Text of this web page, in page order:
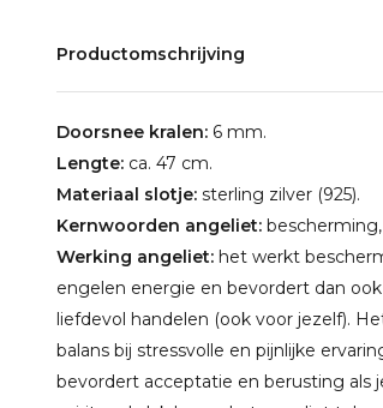
Productomschrijving
Doorsnee kralen: 6 mm.
Lengte: ca. 47 cm.
Materiaal slotje: sterling zilver (925).
Kernwoorden angeliet:
Werking angeliet: het werkt
engelen energie en bevordert dan
liefdevol handelen (ook voor jezelf).
balans bij stressvolle en pijnlijke
bevordert acceptatie en berusting als